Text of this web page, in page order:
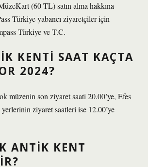
(60 TL) satın alma hakkına
Türkiye yabancı ziyaretçiler için
Türkiye ve T.C.
KENTI SAAT KAÇTA
2024?
müzenin son ziyaret saati 20.00’ye, Efes
ziyaret saatleri ise 12.00’ye
ANTIK KENT